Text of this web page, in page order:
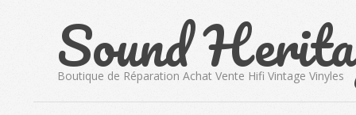
Sound
Boutique de Réparation Achat Vente Hifi Vintage Vinyles